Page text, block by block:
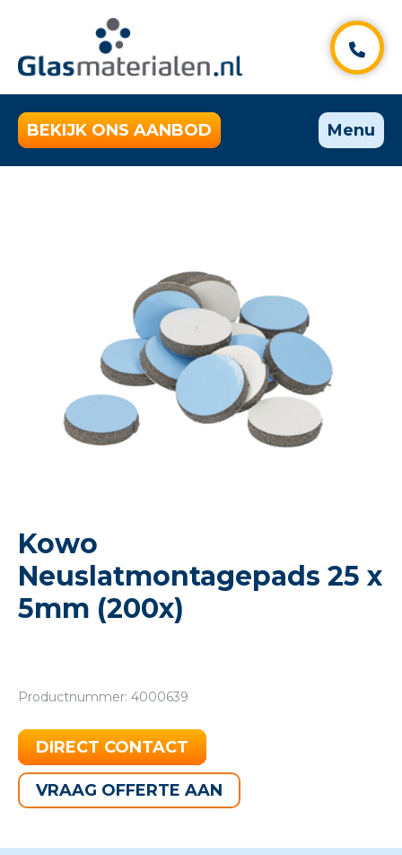
BEKIJK ONS AANBOD Menu
Kowo
Neuslatmontagepads 25 x
5mm (200x)
Productnummer: 4000639
DIRECT CONTACT
VRAAG OFFERTE AAN